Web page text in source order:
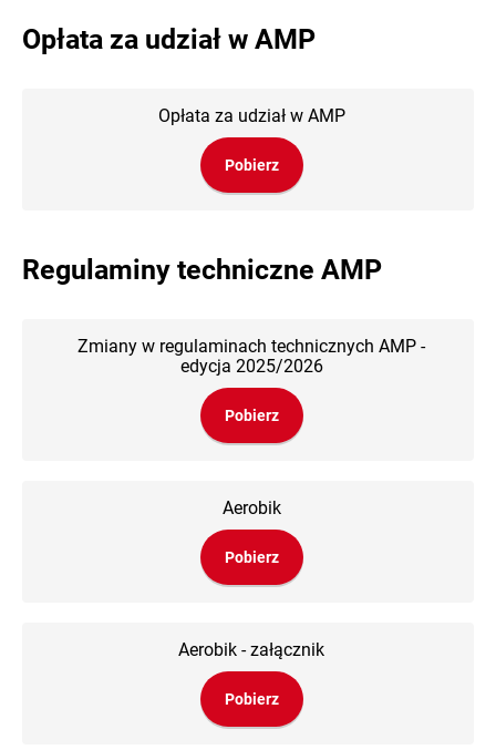
Opłata za udział w AMP
Opłata za udział w AMP
Pobierz
Regulaminy techniczne AMP
Zmiany w regulaminach technicznych AMP -
edycja 2025/2026
Pobierz
Aerobik
Pobierz
Aerobik - załącznik
Pobierz